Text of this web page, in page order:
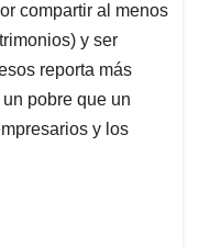
compartir al menos
y ser
reporta más
pobre que un
y los